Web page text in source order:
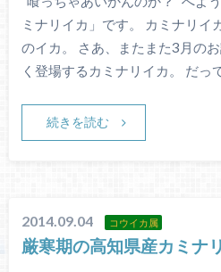
ミナリイカ」です。 カミナリイ
のイカ。 さあ、またまた3月の
く登場するカミナリイカ。 だ
続きを読む
2014.09.04 コウイカ属
厳寒期の高知県産カミナ